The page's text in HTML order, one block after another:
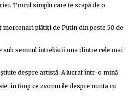
Trucul simplu care te scapă de o
mercenari plătiți de Putin din peste 50 de
sub semnul întrebării una dintre cele mai
despre artistă. A lucrat într-o mină
în timp ce zvonurile despre nunta cu